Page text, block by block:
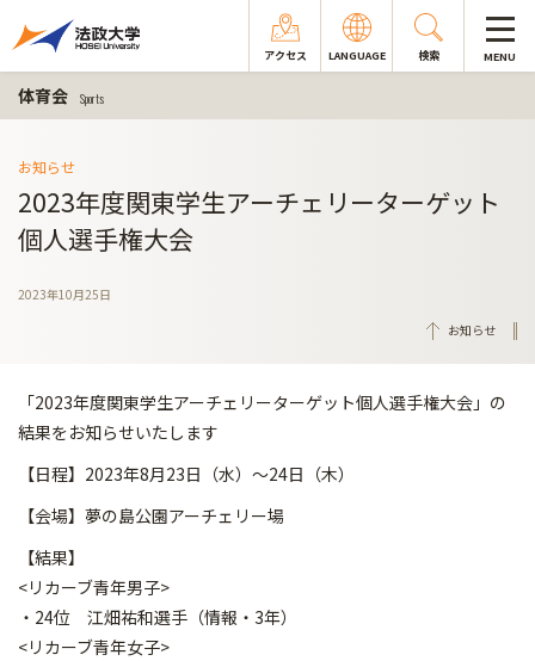
アクセス LANGUAGE 検索 MENU
体育会 Sports
お知らせ
2023年度関東学生アーチェリーターゲット
個人選手権大会
2023年10月25日
お知らせ
「2023年度関東学生アーチェリーターゲット個人選手権大会」の
結果をお知らせいたします
【日程】2023年8月23日（水）～24日（木）
【会場】夢の島公園アーチェリー場
【結果】
<リカーブ青年男子>
・24位 江畑祐和選手（情報・3年）
<リカーブ青年女子>